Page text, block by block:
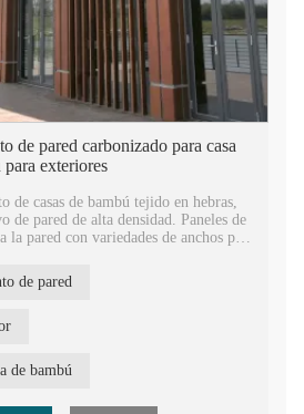
de pared carbonizado para casa
para exteriores
de casas de bambú tejido en hebras,
de pared de alta densidad. Paneles de
la pared con variedades de anchos para
OEM, estándar europeo E1, un tipo
ecológico para la casa. Presenta
casa de bambú ignífugo. El material
comprimidas, lo que lo hace duro,
de pared
de bambú